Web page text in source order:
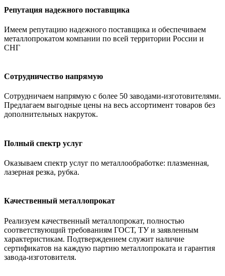
Репутация надежного поставщика
Имеем репутацию надежного поставщика и обеспечиваем
металлопрокатом компании по всей территории России и
СНГ
Сотрудничество напрямую
Сотрудничаем напрямую с более 50 заводами-изготовителями.
Предлагаем выгодные цены на весь ассортимент товаров без
дополнительных накруток.
Полный спектр услуг
Оказываем спектр услуг по металлообработке: плазменная,
лазерная резка, рубка.
Качественный металлопрокат
Реализуем качественный металлопрокат, полностью
соответствующий требованиям ГОСТ, ТУ и заявленным
характеристикам. Подтверждением служит наличие
сертификатов на каждую партию металлопроката и гарантия
завода-изготовителя.